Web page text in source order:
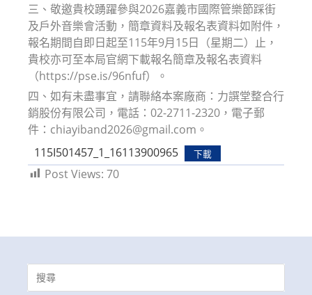
三、敬邀貴校踴躍參與2026嘉義市國際管樂節踩街
及戶外音樂會活動，簡章資料及報名表資料如附件，
報名期間自即日起至115年9月15日（星期二）止，
貴校亦可至本局官網下載報名簡章及報名表資料
（https://pse.is/96nfuf）。
四、如有未盡事宜，請聯絡本案廠商：力譔堂整合行
銷股份有限公司，電話：02-2711-2320，電子郵
件：chiayiband2026@gmail.com。
115I501457_1_16113900965
下載
Post Views: 70
Search
for: